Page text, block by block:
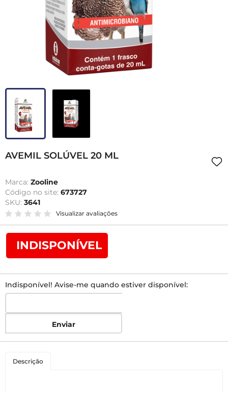
AVEMIL SOLÚVEL 20 ML
Marca: Zooline
Código no site: 673727
SKU: 3641
Visualizar avaliações
INDISPONÍVEL
Indisponível! Avise-me quando estiver disponível:
Enviar
Descrição